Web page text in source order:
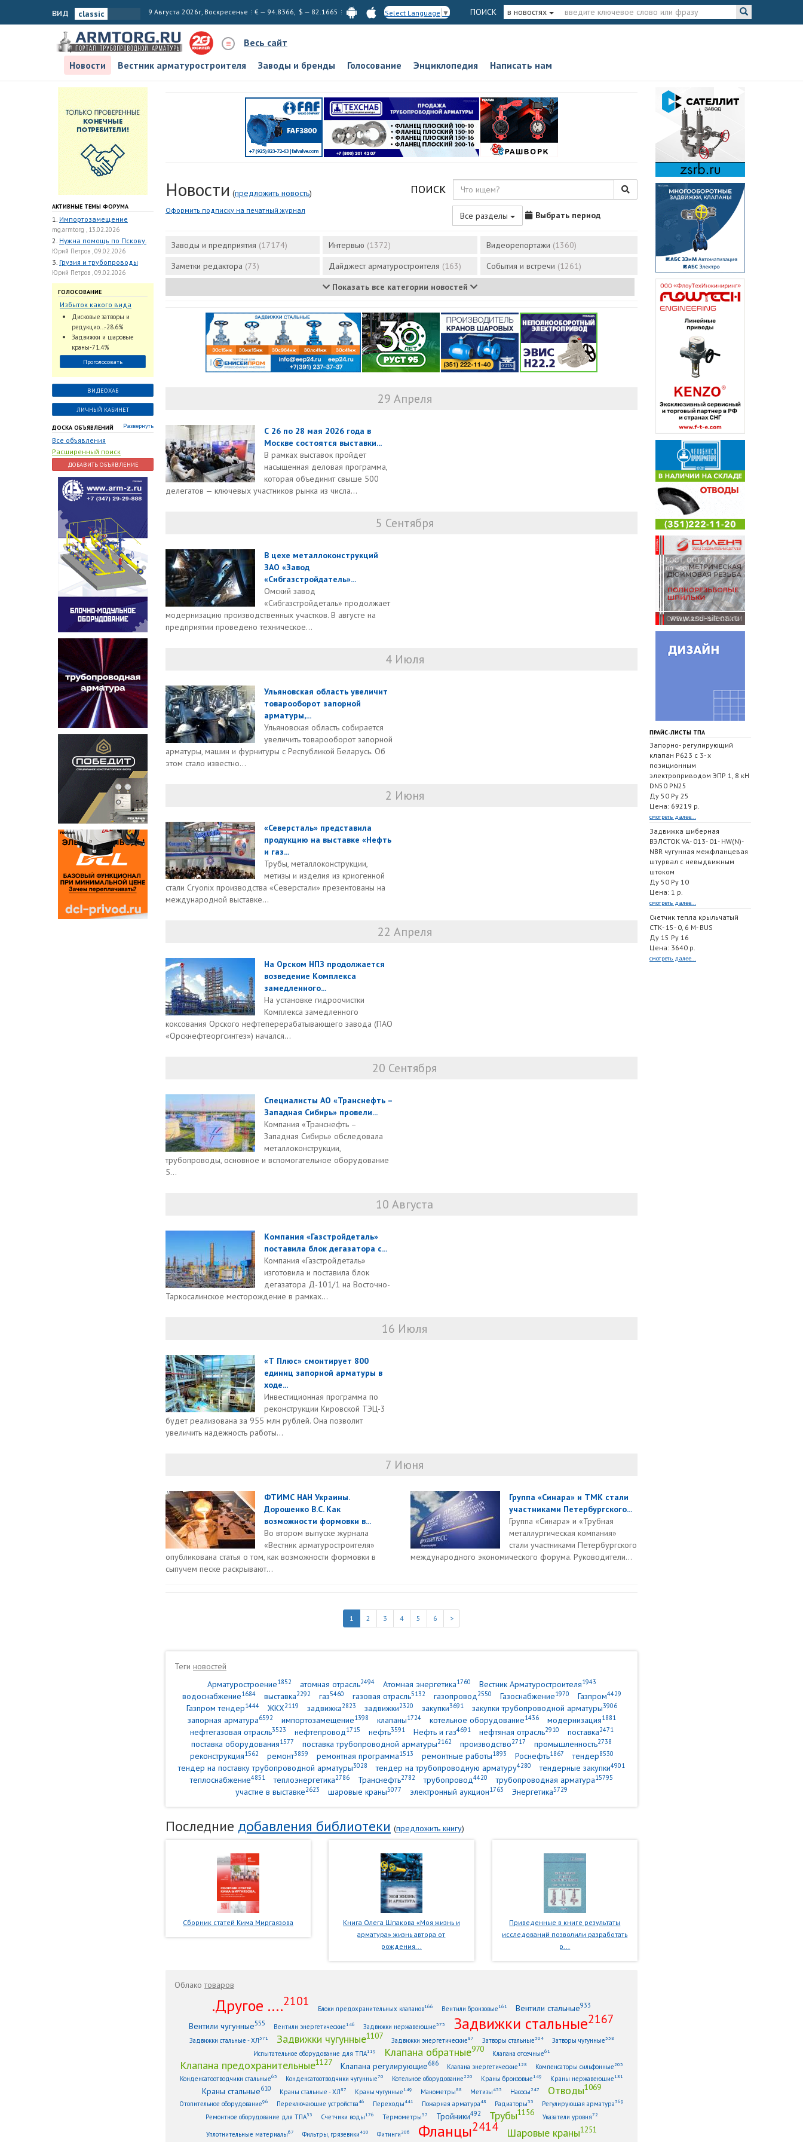
вид 9 Августа 2026г, Воскресенье € — 94.8366, $ — 82.1665 Select Language ▼ ПОИСК в новостях
Весь сайт
Новости
Вестник арматуростроителя Заводы и бренды Голосование Энциклопедия Написать нам
АКТИВНЫЕ ТЕМЫ ФОРУМА
1. Импортозамещение
mg.armtorg , 13.02.2026
2. Нужна помощь по Пскову.
Юрий Петров , 09.02.2026
3. Грузия и трубопроводы
Юрий Петров , 09.02.2026
ГОЛОСОВАНИЕ
Избыток какого вида
трубопроводной
арматуры наблюдается
на Российском рынке с
2024 по 2026 годы?
Дисковые затворы и
редукцио...-28.6%
Задвижки и шаровые
краны-71.4%
Проголосовать
ВИДЕОХАБ
ЛИЧНЫЙ КАБИНЕТ
ДОСКА ОБЪЯВЛЕНИЙ Развернуть
Все объявления
Расширенный поиск
ДОБАВИТЬ ОБЪЯВЛЕНИЕ
Новости (предложить новость)
Оформить подписку на печатный журнал
ПОИСК
Все разделы Выбрать период
Заводы и предприятия (17174) Интервью (1372) Видеорепортажи (1360)
Заметки редактора (73) Дайджест арматуростроителя (163) События и встречи (1261)
Показать все категории новостей
29 Апреля
С 26 по 28 мая 2026 года в
Москве состоятся выставки...
В рамках выставок пройдет
насыщенная деловая программа,
которая объединит свыше 500
делегатов — ключевых участников рынка из числа...
5 Сентября
В цехе металлоконструкций
ЗАО «Завод
«Сибгазстройдатель»...
Омский завод
«Сибгазстройдеталь» продолжает
модернизацию производственных участков. В августе на
предприятии проведено техническое...
4 Июля
Ульяновская область увеличит
товарооборот запорной
арматуры,...
Ульяновская область собирается
увеличить товарооборот запорной
арматуры, машин и фурнитуры с Республикой Беларусь. Об
этом стало известно...
2 Июня
«Северсталь» представила
продукцию на выставке «Нефть
и газ...
Трубы, металлоконструкции,
метизы и изделия из криогенной
стали Cryonix производства «Северстали» презентованы на
международной выставке...
22 Апреля
На Орском НПЗ продолжается
возведение Комплекса
замедленного...
На установке гидроочистки
Комплекса замедленного
коксования Орского нефтеперерабатывающего завода (ПАО
«Орскнефтеоргсинтез») начался...
20 Сентября
Специалисты АО «Транснефть –
Западная Сибирь» провели...
Компания «Транснефть –
Западная Сибирь» обследовала
металлоконструкции,
трубопроводы, основное и вспомогательное оборудование
5...
10 Августа
Компания «Газстройдеталь»
поставила блок дегазатора с...
Компания «Газстройдеталь»
изготовила и поставила блок
дегазатора Д-101/1 на Восточно-
Таркосалинское месторождение в рамках...
16 Июля
«Т Плюс» смонтирует 800
единиц запорной арматуры в
ходе...
Инвестиционная программа по
реконструкции Кировской ТЭЦ-3
будет реализована за 955 млн рублей. Она позволит
увеличить надежность работы...
7 Июня
ФТИМС НАН Украины.
Дорошенко В.С. Как
возможности формовки в...
Во втором выпуске журнала
«Вестник арматуростроителя»
опубликована статья о том, как возможности формовки в
сыпучем песке раскрывают...
Группа «Синара» и ТМК стали
участниками Петербургского...
Группа «Синара» и «Трубная
металлургическая компания»
стали участниками Петербургского
международного экономического форума. Руководители...
1 2 3 4 5 6 >
Теги новостей
Арматуростроение1852 атомная отрасль2494 Атомная энергетика1760 Вестник Арматуростроителя1943
водоснабжение1684 выставка2292 газ5460 газовая отрасль5132 газопровод2550 Газоснабжение1970 Газпром4429
Газпром тендер1444 ЖКХ2119 задвижка2823 задвижки2320 закупки3691 закупки трубопроводной арматуры3906
запорная арматура6592 импортозамещение1398 клапаны1724 котельное оборудование1436 модернизация1881
нефтегазовая отрасль3523 нефтепровод1715 нефть3591 Нефть и газ4691 нефтяная отрасль2910 поставка2471
поставка оборудования1577 поставка трубопроводной арматуры2162 производство2717 промышленность2738
реконструкция1562 ремонт3859 ремонтная программа1513 ремонтные работы1893 Роснефть1867 тендер8530
тендер на поставку трубопроводной арматуры3028 тендер на трубопроводную арматуру4280 тендерные закупки4901
теплоснабжение4851 теплоэнергетика2786 Транснефть2782 трубопровод4420 трубопроводная арматура15795
участие в выставке2623 шаровые краны5077 электронный аукцион1763 Энергетика5729
Последние добавления библиотеки (предложить книгу)
Сборник статей Кима Миргаязова
Книга Олега Шпакова «Моя жизнь и
арматура» жизнь автора от
рождения...
Приведенные в книге результаты
исследований позволили разработать
р...
Облакотоваров
.Другое ....2101
Блоки предохранительных клапанов166 Вентили бронзовые161 Вентили стальные933
Вентили чугунные555 Вентили энергетические146 Задвижки нержавеющие373 Задвижки стальные2167
Задвижки стальные - ХЛ371 Задвижки чугунные1107 Задвижки энергетические87 Затворы стальные304 Затворы чугунные338
Испытательное оборудование для ТПА119 Клапана обратные970 Клапана отсечные61
Клапана предохранительные1127 Клапана регулирующие686 Клапана энергетические128 Компенсаторы сильфонные203
Конденсатоотводчики стальные63 Конденсатоотводчики чугунные70 Котельное оборудование220 Краны бронзовые149 Краны нержавеющие181
Краны стальные610 Краны стальные - ХЛ87 Краны чугунные149 Манометры88 Метизы433 Насосы247 Отводы1069
Отопительное оборудование96 Переключающие устройства46 Переходы441 Пожарная арматура48 Радиаторы33 Регулирующая арматура369
Ремонтное оборудование для ТПА53 Счетчики воды176 Термометры 57 Тройники492 Трубы1156 Указатели уровня72
Уплотнительные материалы67 Фильтры, грязевики410 Фитинги206 Фланцы2414 Шаровые краны1251
ПРАЙС-ЛИСТЫ ТПА
Запорно- регулирующий
клапан Р623 с 3- х
позиционным
электроприводом ЭПР 1, 8 кН
DN50 PN25
Ду 50 Ру 25
Цена: 69219 р.
смотреть далее...
Задвижка шиберная
ВЭЛСТОК VA- 013- 01- HW(N)-
NBR чугунная межфланцевая
штурвал с невыдвижным
штоком
Ду 50 Ру 10
Цена: 1 р.
смотреть далее...
Счетчик тепла крыльчатый
СТК- 15- 0, 6 M- BUS
Ду 15 Ру 16
Цена: 3640 р.
смотреть далее...